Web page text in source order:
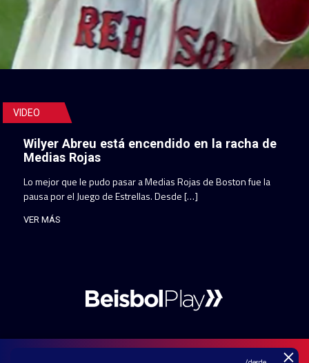
VIDEO
Wilyer Abreu está encendido en la racha de
Medias Rojas
Lo mejor que le pudo pasar a Medias Rojas de Boston fue la
pausa por el Juego de Estrellas. Desde […]
VER MÁS
×